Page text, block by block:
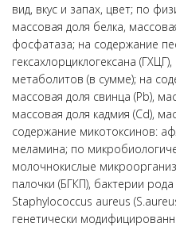
вид, вкус и запах, цвет; по
массовая доля белка,
фосфатаза; на содержание
гексахлорциклогексана
метаболитов (в сумме); на
массовая доля свинца (Pb),
массовая доля кадмия (Cd),
содержание микотоксинов:
меламина; по
молочнокислые
палочки (БГКП), бактерии
Staphylococcus aureus
генетически